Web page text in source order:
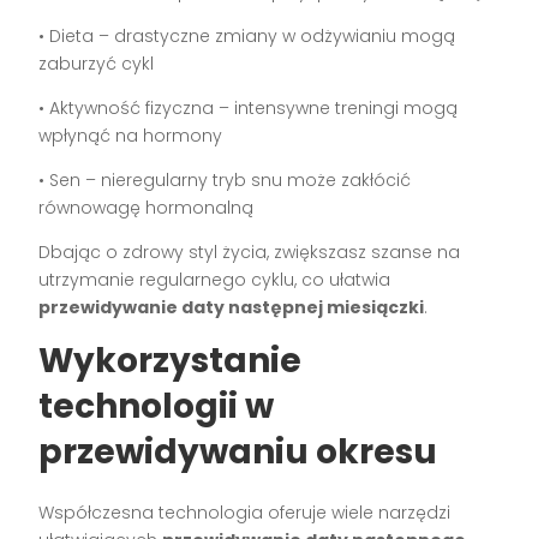
• Dieta – drastyczne zmiany w odżywianiu mogą
zaburzyć cykl
• Aktywność fizyczna – intensywne treningi mogą
wpłynąć na hormony
• Sen – nieregularny tryb snu może zakłócić
równowagę hormonalną
Dbając o zdrowy styl życia, zwiększasz szanse na
utrzymanie regularnego cyklu, co ułatwia
przewidywanie daty następnej miesiączki.
Wykorzystanie
technologii w
przewidywaniu okresu
Współczesna technologia oferuje wiele narzędzi